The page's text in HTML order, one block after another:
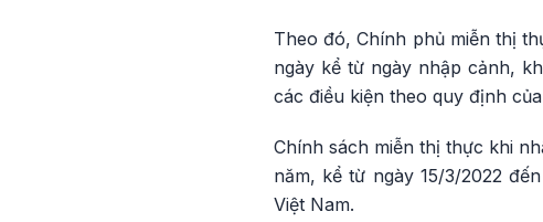
Theo đó, Chính phủ miễn thị
ngày kể từ ngày nhập cảnh,
các điều kiện theo quy định
Chính sách miễn thị thực khi
năm, kể từ ngày 15/3/2022
Việt Nam.